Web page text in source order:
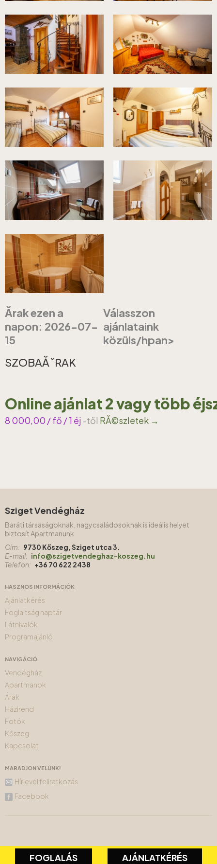
Ărak ezen a
napon: 2026-07-
15
Válasszon
ajánlataink
közüls/hpan>
SZOBAĂˇRAK
Online ajánlat 2 vagy több
8 000,00 / fő / 1 éj -től RĂ©szletek →
Sziget Vendégház
Baráti társaságoknak, nagycsaládosoknak is ideális helyet
biztosít Apartmanunk
Cím: 9730 Kőszeg, Sziget utca 3.
E-mail: info@szigetvendeghaz-koszeg.hu
Telefon: +36 70 622 2438
HASZNOS INFORMÁCIÓK
Ajánlatkérés
Foglaltság naptár
Látnivalók
Programajánló
NAVIGÁCIÓ
Vendégház
Apartmanok
Árak
Házirend
Fotók
Kőszeg
Kapcsolat
MARADJON VELÜNK!
Hírlevél feliratkozás
Facebook
FOGLALÁS AJÁNLATKÉRÉS